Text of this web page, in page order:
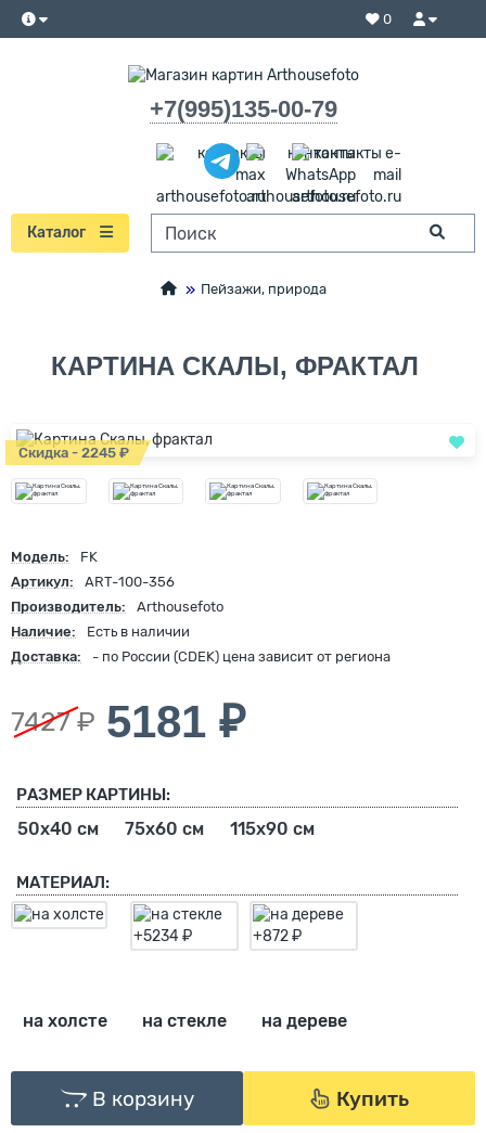
0
+7(995)135-00-79
Каталог
Пейзажи, природа
КАРТИНА СКАЛЫ, ФРАКТАЛ
Скидка - 2245 ₽
Модель:
FK
Артикул:
ART-100-356
Производитель:
Arthousefoto
Наличие:
Есть в наличии
Доставка:
- по России (CDEK) цена зависит от региона
7427 ₽ 5181 ₽
РАЗМЕР КАРТИНЫ:
50х40 см 75х60 см 115х90 см
МАТЕРИАЛ:
на холсте на стекле на дереве
В корзину Купить